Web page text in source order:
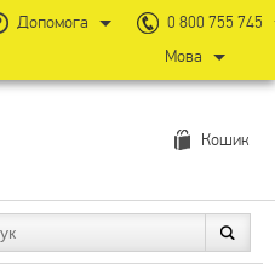
Кошик
Допомога
0 800 755 745
Мова